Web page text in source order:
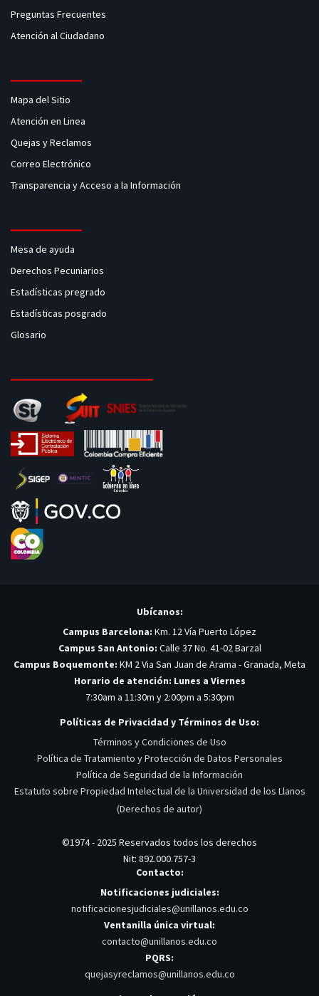
Preguntas Frecuentes
Atención al Ciudadano
Mapa del Sitio
Atención en Linea
Quejas y Reclamos
Correo Electrónico
Transparencia y Acceso a la Información
Mesa de ayuda
Derechos Pecuniarios
Estadísticas pregrado
Estadísticas posgrado
Glosario
Ubícanos:
Campus Barcelona: Km. 12 Vía Puerto López
Campus San Antonio: Calle 37 No. 41-02 Barzal
Campus Boquemonte: KM 2 Via San Juan de Arama - Granada, Meta
Horario de atención: Lunes a Viernes
7:30am a 11:30m y 2:00pm a 5:30pm
Políticas de Privacidad y Términos de Uso:
Términos y Condiciones de Uso
Política de Tratamiento y Protección de Datos Personales
Política de Seguridad de la Información
Estatuto sobre Propiedad Intelectual de la Universidad de los Llanos
(Derechos de autor)
©1974 - 2025 Reservados todos los derechos
Nit: 892.000.757-3
Contacto:
Notificaciones judiciales:
notificacionesjudiciales@unillanos.edu.co
Ventanilla única virtual:
contacto@unillanos.edu.co
PQRS:
quejasyreclamos@unillanos.edu.co